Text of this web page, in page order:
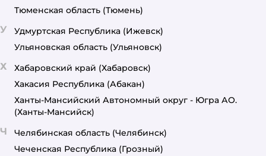
Тюменская область (Тюмень)
У Удмуртская Республика (Ижевск)
Ульяновская область (Ульяновск)
Х Хабаровский край (Хабаровск)
Хакасия Республика (Абакан)
Ханты-Мансийский Автономный округ - Югра АО.
(Ханты-Мансийск)
Ч Челябинская область (Челябинск)
Чеченская Республика (Грозный)